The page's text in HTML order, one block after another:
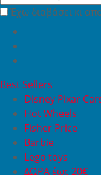
Έχω διαβάσει κι
Best Sellers
Disney Pixar
Hot Wheels
Fisher Price
Barbie
Lego toys
ΔΩΡΑ έως 20€